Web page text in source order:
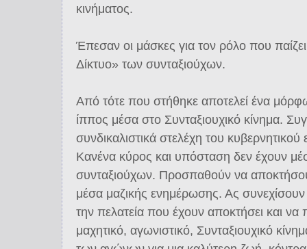
κινήματος.
Έπεσαν οι μάσκες για τον ρόλο που
Δίκτυο» των συνταξιούχων.
Από τότε που στήθηκε αποτελεί ένα
ίππος μέσα στο Συνταξιουχικό κίνημα.
συνδικαλιστικά στελέχη του
Κανένα κύρος και υπόσταση δεν έχουν
συνταξιούχων. Προσπαθούν να
μέσα μαζικής ενημέρωσης. Ας
την πελατεία που έχουν αποκτήσει και
μαχητικό, αγωνιστικό, Συνταξιουχικό